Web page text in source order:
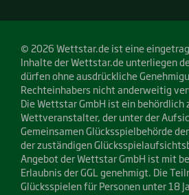
© 2026 Wettstar.de ist eine
Inhalte der Wettstar.de unterliegen
dürfen ohne ausdrückliche
Rechteinhabers nicht anderweitig
Die Wettstar GmbH ist ein behördlich
Wettveranstalter, der unter der
Gemeinsamen Glücksspielbehörde
der zuständigen
Angebot der Wettstar GmbH ist mit
Erlaubnis der GGL genehmigt. Die
Glücksspielen für Personen unter 18